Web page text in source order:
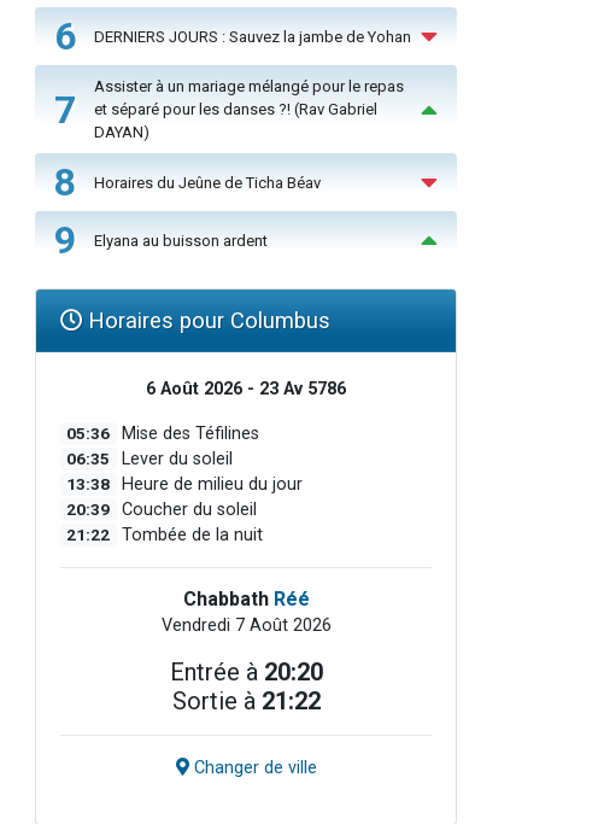
6 DERNIERS JOURS : Sauvez la jambe de Yohan
7
Assister à un mariage mélangé pour le repas
et séparé pour les danses ?! (Rav Gabriel
DAYAN)
8 Horaires du Jeûne de Ticha Béav
9 Elyana au buisson ardent
Horaires pour Columbus
6 Août 2026 - 23 Av 5786
05:36 Mise des Téfilines
06:35 Lever du soleil
13:38 Heure de milieu du jour
20:39 Coucher du soleil
21:22 Tombée de la nuit
Chabbath Réé
Vendredi 7 Août 2026
Entrée à 20:20
Sortie à 21:22
Changer de ville